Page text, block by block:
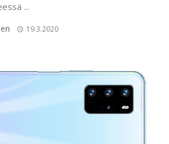
...
19.3.2020